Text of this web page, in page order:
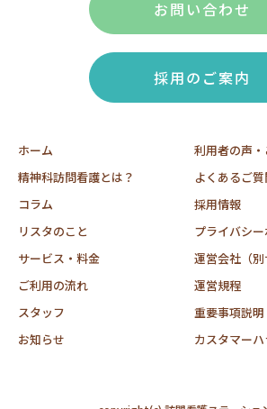
ホーム
精神科訪問看護とは？
コラム
リスタのこと
サービス・料金
ご利用の流れ
スタッフ
お知らせ
利用者の声
よくあるご
採用情報
プライバシ
運営会社（別
運営規程
重要事項説明
カスタマー
お問い合わせ
採用のご案内